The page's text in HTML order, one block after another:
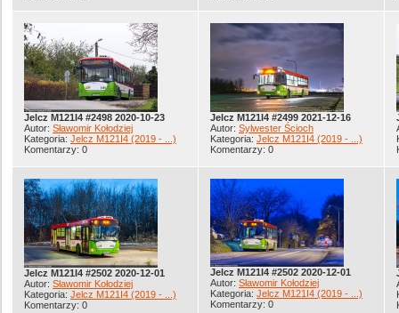
Jelcz M121I4 #2498 2020-10-23
Autor: Sławomir Kołodziej
Kategoria: Jelcz M121I4 (2019 - ...)
Komentarzy: 0
Jelcz M121I4 #2499 2021-12-16
Autor: Sylwester Ścioch
Kategoria: Jelcz M121I4 (2019 - ...)
Komentarzy: 0
Jelcz M121I4 #2502 2020-12-01
Autor: Sławomir Kołodziej
Kategoria: Jelcz M121I4 (2019 - ...)
Komentarzy: 0
Jelcz M121I4 #2502 2020-12-01
Autor: Sławomir Kołodziej
Kategoria: Jelcz M121I4 (2019 - ...)
Komentarzy: 0